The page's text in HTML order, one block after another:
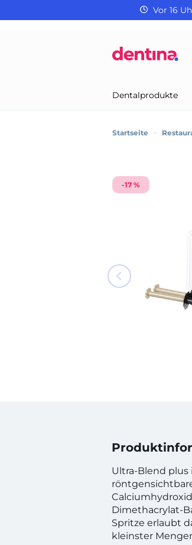
Vor 16
Dentalprodukte
Startseite >
-17 %
Ultra-Blend
Dimethacrylat-
Spritze erlaubt
kleinster